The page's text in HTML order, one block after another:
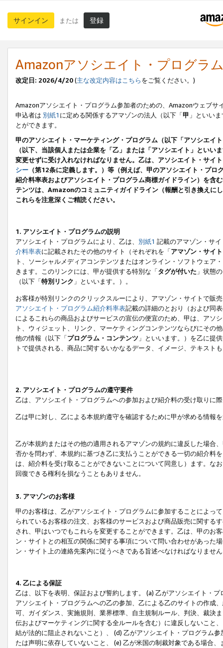
サインイン または 登録
Amazonアソシエイト・プログラ
改定日: 2026/4/20(主な改定内容はこちらをご覧ください。)
Amazonアソシエイト・プログラム参加者のための、Amazonウェブサ
申込者は 別紙1 に定める関係するアマゾンの法人（以下「甲 」といい
とができます。
甲のアソシエイト・マーケティング・プログラム（以下「アソシエイ
（以下、当該個人または企業を「乙」または「アソシエイト」とい
変更せずに受け入れなければなりません。乙は、アソシエイト・サイ
シー （第12条に定義します。）等（例えば、甲のアソシエイト・プ
紹介料率表およびアソシエイト・プログラム商標ガイドライン）を
テンツは、Amazonのコミュニティガイドライン（報酬と引き換えに
これらを注意深くご精読ください。
1. アソシエイト・プログラムの説明
アソシエイト・プログラムにより、乙は、 別紙1 記載のアマゾン・サ
介料率表に記載されたその他のサイト（それぞれを「アマゾン・サイト
ト、ソーシャルメディアコンテンツまたはオンライン・ソフトウェア
きます。このリンクには、甲が提供する特別な「タグが付いた 」状態
（以下「特別リンク 」といいます。）。
お客様が特別リンクのクリックスルーにより、アマゾン・サイトで販
アソシエイト・プログラム紹介料率表記載の詳細のとおり（および同
によるこれらの商品およびサービスの宣伝の便宜のため、甲は、アソ
ト、ウィジェット、リンク、マーケティングコンテンツならびにその
他の情報（以下「プログラム・コンテンツ 」といいます。）を乙に提
トで提供される、商品に関するいかなるデータ、イメージ、テキス
2. アソシエイト・プログラムの遵守要件
乙は、アソシエイト・プログラムへの参加および紹介料の受け取りに
乙は甲に対し、乙による本規約遵守を確認するために甲が求める情報
乙が本規約またはその他の適用されるアマゾンの規約に違反した場合
否かを問わず、本規約に基づき乙に支払うことができる一切の紹介料
は、紹介料を受け取ることができないことについて同意し）ます。な
回復できる権利を損なうこともありません。
3. アマゾンのお客様
甲のお客様は、乙がアソシエイト・プログラムに参加することによっ
られているお客様の注文、お客様のサービスおよび商品販売に関する
され、甲はいつでもこれらを変更することができます。乙は、甲のお
ン・サイトとの相互の関係に関する事項について問い合わせがあった
ン・サイト上の連絡先案内に従うべきである旨述べなければなりませ
4. 乙による保証
乙は、以下を表明、保証および誓約します。 (a) 乙がアソシエイト・
アソシエイト・プログラムへの乙の参加、乙による乙のサイトの作成
可、ガイダンス、実施規則、業界標準、自主規制ルール、判決、裁決
伝およびマーケティングに関する全ルールを含む）に違反しないこと
結が法的に阻止されないこと）、 (d) 乙がアソシエイト・プログラム
たは声明に依存していないこと、 (e) 乙が米国の制裁対象である場合